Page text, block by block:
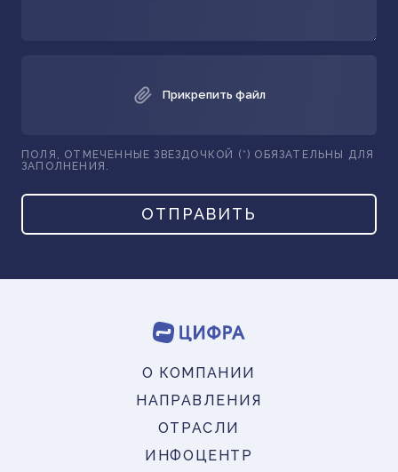
Прикрепить файл
ПОЛЯ, ОТМЕЧЕННЫЕ ЗВЕЗДОЧКОЙ (*) ОБЯЗАТЕЛЬНЫ ДЛЯ
ЗАПОЛНЕНИЯ.
ОТПРАВИТЬ
О КОМПАНИИ
НАПРАВЛЕНИЯ
ОТРАСЛИ
ИНФОЦЕНТР